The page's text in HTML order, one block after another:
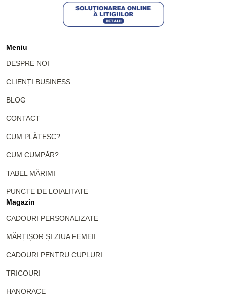
Meniu
DESPRE NOI
CLIENȚI BUSINESS
BLOG
CONTACT
CUM PLĂTESC?
CUM CUMPĂR?
TABEL MĂRIMI
PUNCTE DE LOIALITATE
Magazin
CADOURI PERSONALIZATE
MĂRȚIȘOR ȘI ZIUA FEMEII
CADOURI PENTRU CUPLURI
TRICOURI
HANORACE